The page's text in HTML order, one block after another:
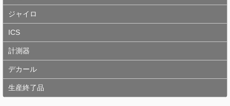
ジャイロ
ICS
計測器
デカール
生産終了品